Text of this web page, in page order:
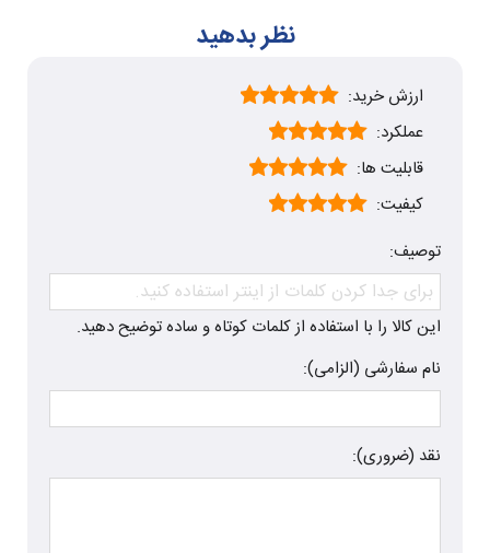
نظر بدهید
ارزش خرید:
عملکرد:
قابلیت ها:
کیفیت:
توصیف:
این کالا را با استفاده از کلمات کوتاه و ساده توضیح دهید.
نام سفارشی (الزامی):
نقد (ضروری):